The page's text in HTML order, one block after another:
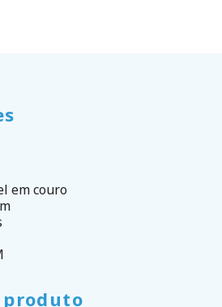
em couro
produto